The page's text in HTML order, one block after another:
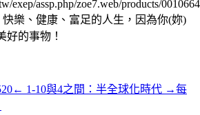
exep/assp.php/zoe7.web/products/
樂、健康、富足的人生，因為你(妳)
好的事物！
1-10與4之間：半全球化時代 →每